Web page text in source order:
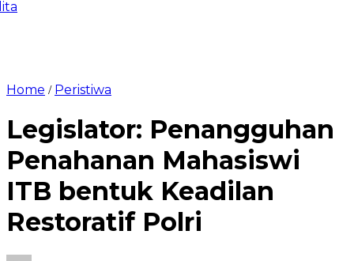
Home / Peristiwa
Legislator: Penangguhan
Penahanan Mahasiswi
ITB bentuk Keadilan
Restoratif Polri